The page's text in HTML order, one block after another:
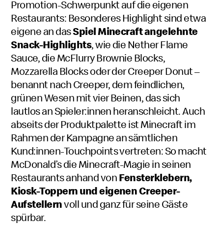
Promotion-Schwerpunkt auf die eigenen
Restaurants: Besonderes Highlight sind etwa
eigene an dasSpiel Minecraft angelehnte
Snack-Highlights, wie die Nether Flame
Sauce, die McFlurry Brownie Blocks,
Mozzarella Blocks oder der Creeper Donut –
benannt nach Creeper, dem feindlichen,
grünen Wesen mit vier Beinen, das sich
lautlos an Spieler:innen heranschleicht. Auch
abseits der Produktpalette ist Minecraft im
Rahmen der Kampagne an sämtlichen
Kund:innen-Touchpoints vertreten: So macht
McDonald’s die Minecraft-Magie in seinen
Restaurants anhand vonFensterklebern,
Kiosk-Toppern und eigenen Creeper-
Aufstellernvoll und ganz für seine Gäste
spürbar.